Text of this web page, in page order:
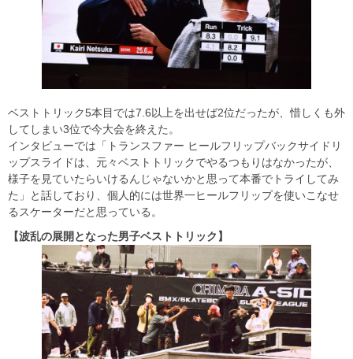
ベストトリック5本目では7.6以上を出せば2位だったが、惜しくも外
してしまい3位で今大会を終えた。
インタビューでは「トランスファー ヒールフリップバックサイドリ
ップスライドは、元々ベストトリックでやるつもりはなかったが、
様子を見ていたらいけるんじゃないかと思って本番でトライしてみ
た」と話しており、個人的には世界一ヒールフリップを使いこなせ
るスケーターだと思っている。
【波乱の展開となった男子ベストトリック】